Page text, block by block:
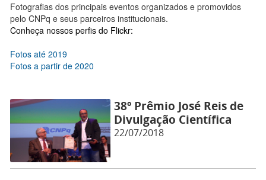
Fotografias dos principais eventos organizados e promovidos
pelo CNPq e seus parceiros institucionais.
Conheça nossos perfis do Flickr:
Fotos até 2019
Fotos a partir de 2020
38º Prêmio José Reis de
Divulgação Científica
22/07/2018